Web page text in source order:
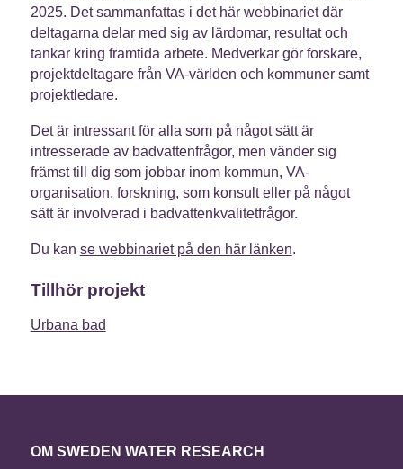
2025. Det sammanfattas i det här webbinariet där
deltagarna delar med sig av lärdomar, resultat och
tankar kring framtida arbete. Medverkar gör forskare,
projektdeltagare från VA-världen och kommuner samt
projektledare.
Det är intressant för alla som på något sätt är
intresserade av badvattenfrågor, men vänder sig
främst till dig som jobbar inom kommun, VA-
organisation, forskning, som konsult eller på något
sätt är involverad i badvattenkvalitetfrågor.
Du kan se webbinariet på den här länken.
Tillhör projekt
Urbana bad
OM SWEDEN WATER RESEARCH